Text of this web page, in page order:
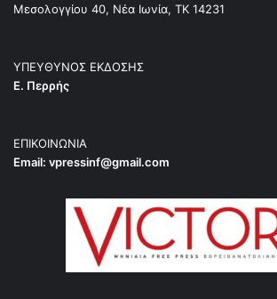
Μεσολογγίου 40, Νέα Ιωνία, ΤΚ 14231
ΥΠΕΥΘΥΝΟΣ ΕΚΔΟΣΗΣ
Ε. Περρής
ΕΠΙΚΟΙΝΩΝΙΑ
Email: vpressinf@gmail.com